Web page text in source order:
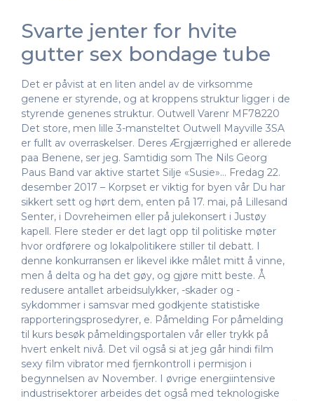
Svarte jenter for hvite
gutter sex bondage tube
Det er påvist at en liten andel av de virksomme
genene er styrende, og at kroppens struktur ligger i de
styrende genenes struktur. Outwell Varenr MF78220
Det store, men lille 3-mansteltet Outwell Mayville 3SA
er fullt av overraskelser. Deres Ærgjærrighed er allerede
paa Benene, ser jeg. Samtidig som The Nils Georg
Paus Band var aktive startet Silje «Susie»… Fredag 22.
desember 2017 – Korpset er viktig for byen vår Du har
sikkert sett og hørt dem, enten på 17. mai, på Lillesand
Senter, i Dovreheimen eller på julekonsert i Justøy
kapell. Flere steder er det lagt opp til politiske møter
hvor ordførere og lokalpolitikere stiller til debatt. I
denne konkurransen er likevel ikke målet mitt å vinne,
men å delta og ha det gøy, og gjøre mitt beste. Å
redusere antallet arbeidsulykker, -skader og -
sykdommer i samsvar med godkjente statistiske
rapporteringsprosedyrer, e. Påmelding For påmelding
til kurs besøk påmeldingsportalen vår eller trykk på
hvert enkelt nivå. Det vil også si at jeg går hindi film
sexy film vibrator med fjernkontroll i permisjon i
begynnelsen av November. I øvrige energiintensive
industrisektorer arbeides det også med teknologiske